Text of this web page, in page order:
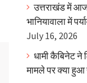
उत्तराखंड में
भानियावाला में
July 16, 2026
धामी कैबिनेट ने
मामले पर क्या हुआ